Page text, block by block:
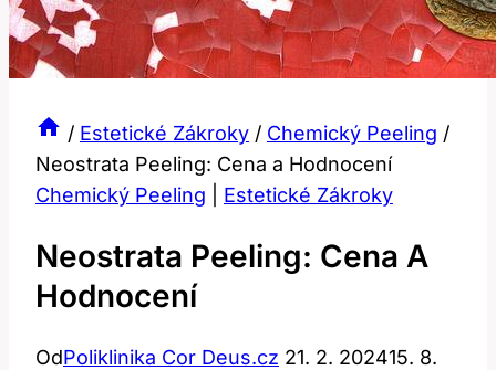
/ Estetické Zákroky / Chemický Peeling /
Neostrata Peeling: Cena a Hodnocení
Chemický Peeling
Estetické Zákroky
Neostrata Peeling: Cena A
Hodnocení
OdPoliklinika Cor Deus.cz 21. 2. 202415. 8.